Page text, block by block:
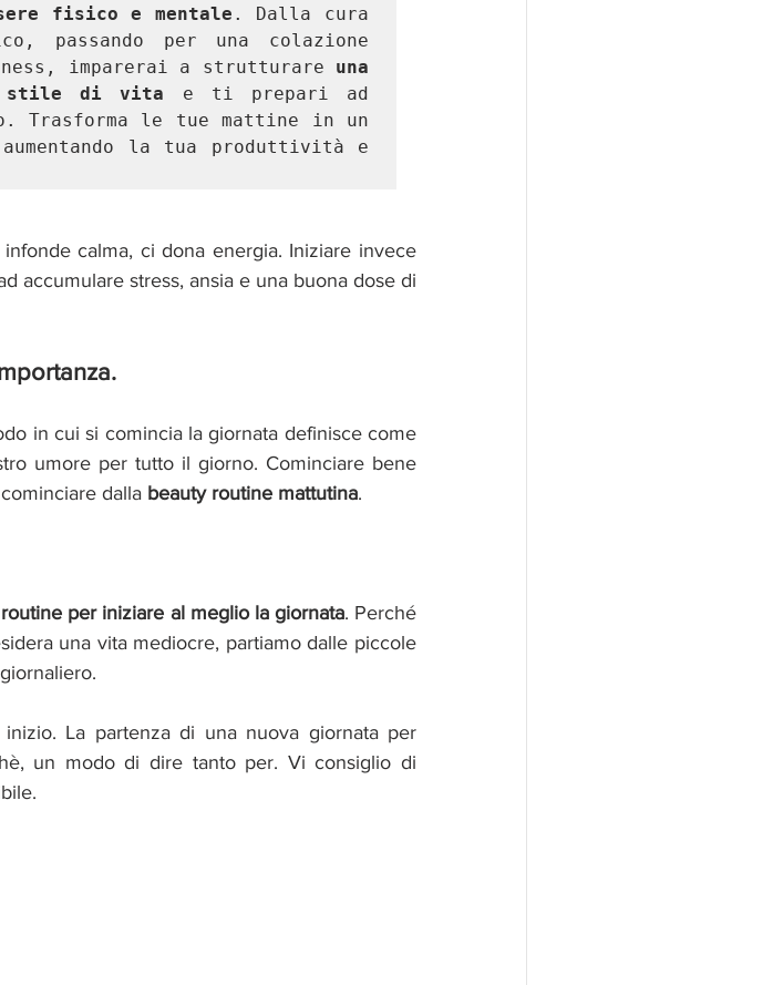
fisico e mentale . Dalla cura
passando per una colazione
imparerai a strutturare una
stile di vita e ti prepari ad
Trasforma le tue mattine in un
la tua produttività e
calma, ci dona energia. Iniziare invece
accumulare stress, ansia e una buona dose di
in cui si comincia la giornata definisce come
umore per tutto il giorno. Cominciare bene
dalla beauty routine mattutina.
routine per iniziare al meglio la giornata. Perché
una vita mediocre, partiamo dalle piccole
La partenza di una nuova giornata per
un modo di dire tanto per. Vi consiglio di